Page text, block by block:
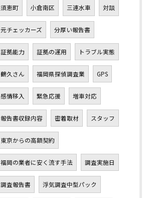
須恵町 小倉南区 三連水車 対談
元チェッカーズ 分厚い報告書
証拠能力 証拠の運用 トラブル実態
鶴久さん 福岡県探偵調査業 GPS
感情移入 緊急応援 増車対応
報告書収録内容 密着取材 スタッフ
東京からの高額契約
福岡の業者に安く流す手法 調査実施日
調査報告書 浮気調査中型パック